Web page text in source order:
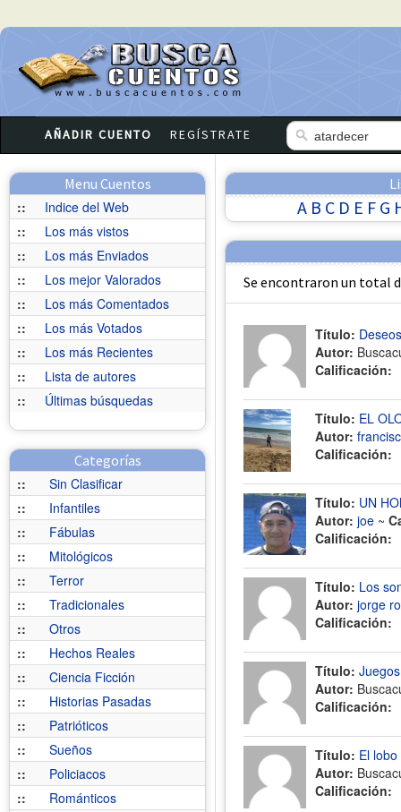
AÑADIR CUENTO REGÍSTRATE
Menu Cuentos
::
Indice del Web
::
Los más vistos
::
Los más Enviados
::
Los mejor Valorados
::
Los más Comentados
::
Los más Votados
::
Los más Recientes
::
Lista de autores
::
Últimas búsquedas
Categorías
::
Sin Clasificar
::
Infantiles
::
Fábulas
::
Mitológicos
::
Terror
::
Tradicionales
::
Otros
::
Hechos Reales
::
Ciencia Ficción
::
Historias Pasadas
::
Patrióticos
::
Sueños
::
Policiacos
::
Románticos
A B C D E F G
Se encontraron un total
Título: Deseos
Autor:
Calificación:
Título: EL
Autor:
Calificación:
Título: UN
Autor: joe ~
Calificación:
Título: Los
Autor: jorge
Calificación:
Título:
Autor:
Calificación:
Título: El
Autor:
Calificación: